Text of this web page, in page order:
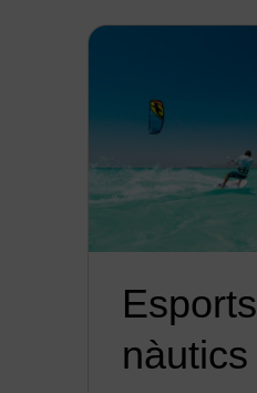
Esports
nàutics